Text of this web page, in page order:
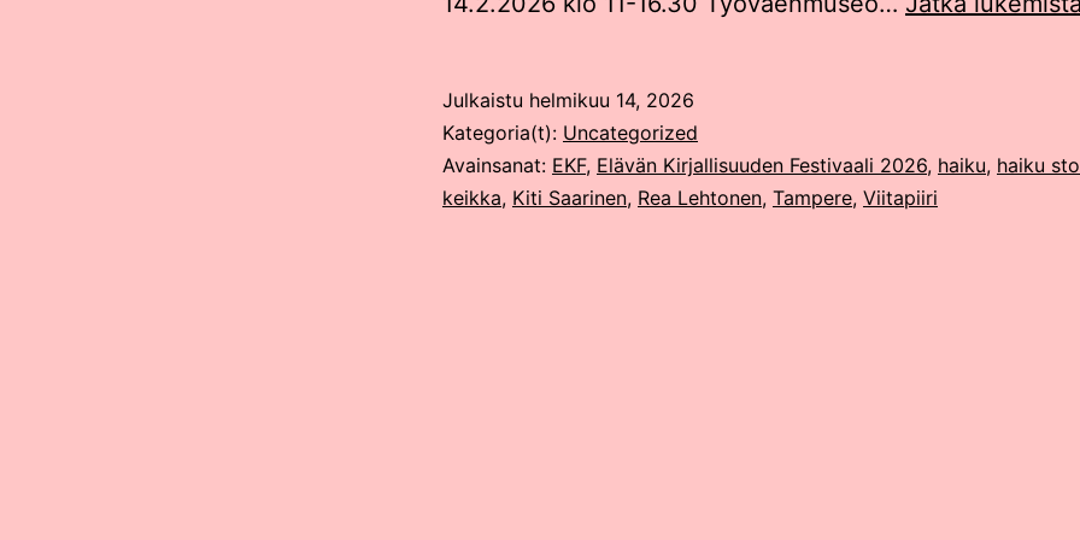
Julkaistu helmikuu 14, 2026
Kategoria(t): Uncategorized
Avainsanat: EKF, Elävän Kirjallisuuden Festivaali 2026, haiku, haiku
keikka, Kiti Saarinen, Rea Lehtonen, Tampere, Viitapiiri